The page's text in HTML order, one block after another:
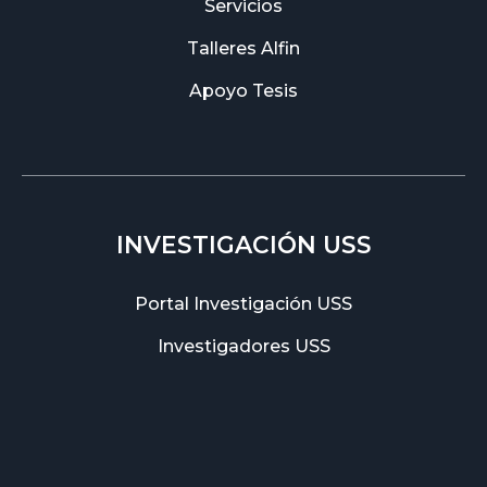
Servicios
Talleres Alfin
Apoyo Tesis
INVESTIGACIÓN USS
Portal Investigación USS
Investigadores USS